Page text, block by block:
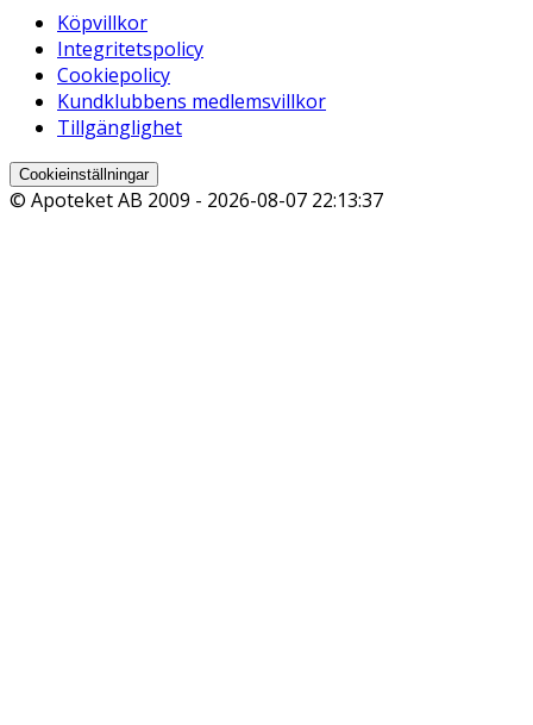
Köpvillkor
Integritetspolicy
Cookiepolicy
Kundklubbens medlemsvillkor
Tillgänglighet
Cookieinställningar
© Apoteket AB 2009 - 2026-08-07 22:13:37